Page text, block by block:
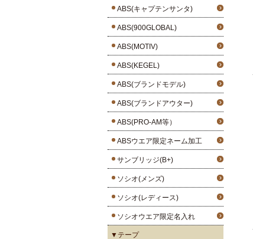
ABS(キャプテンサンタ)
ABS(900GLOBAL)
ABS(MOTIV)
ABS(KEGEL)
ABS(ブランドモデル)
ABS(ブランドアウター)
ABS(PRO-AM等）
ABSウエア限定ネーム加工
サンブリッジ(B+)
ソシオ(メンズ)
ソシオ(レディース)
ソシオウエア限定名入れ
▼テープ